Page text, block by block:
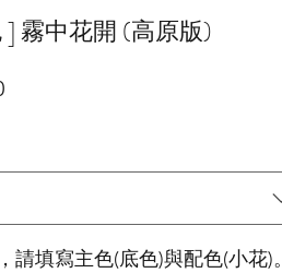
] 霧中花開 (高原版)
價
請填寫主色(底色)與配色(小花)。